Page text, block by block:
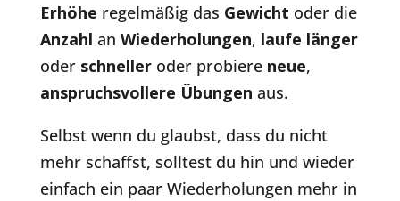
Erhöhe regelmäßig das Gewicht oder die
Anzahl an Wiederholungen, laufe länger
oder schnelleroder probiere neue,
anspruchsvollere Übungen aus.
Selbst wenn du glaubst, dass du nicht
mehr schaffst, solltest du hin und wieder
einfach ein paar Wiederholungen mehr in